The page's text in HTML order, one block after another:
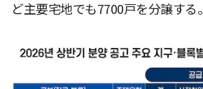
ど主要宅地でも7700戸を分譲する。